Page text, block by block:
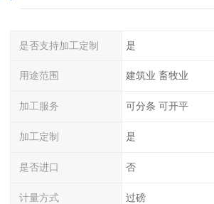
是否支持加工定制 是
用途范围 建筑业 畜牧业
加工服务 可分条 可开平
加工定制 是
是否进口 否
计量方式 过磅